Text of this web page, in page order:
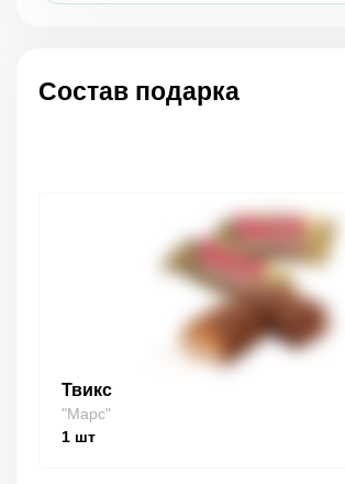
Состав подарка
Твикс
"Марс"
1 шт